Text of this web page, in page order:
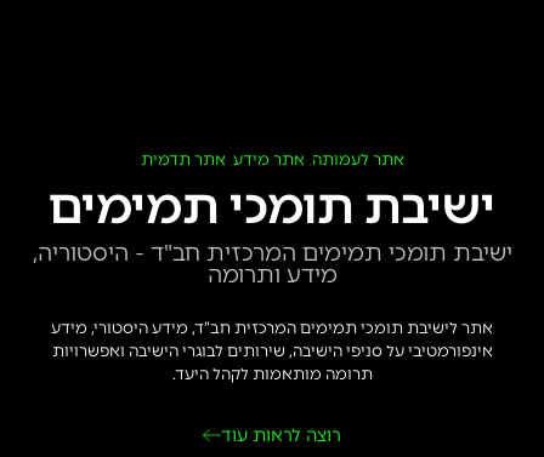
אתר לעמותה, אתר מידע, אתר תדמית
ישיבת תומכי תמימים
ישיבת תומכי תמימים המרכזית חב"ד - היסטוריה,
מידע ותרומה
אתר לישיבת תומכי תמימים המרכזית חב”ד, מידע היסטורי, מידע
אינפורמטיבי על סניפי הישיבה, שירותים לבוגרי הישיבה ואפשרויות
תרומה מותאמות לקהל היעד.
רוצה לראות עוד